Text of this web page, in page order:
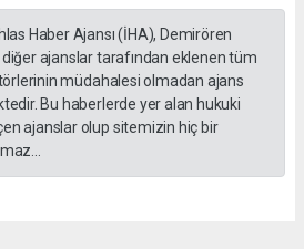
Haber Ajansı (İHA), Demirören
diğer ajanslar tarafından eklenen tüm
müdahalesi olmadan ajans
Bu haberlerde yer alan hukuki
ajanslar olup sitemizin hiç bir